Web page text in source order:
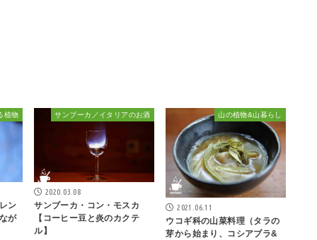
植物
ン
が
サンブーカ／イタリアのお酒
2020.03.08
サンブーカ・コン・モスカ
【コーヒー豆と炎のカクテ
ル】
山の植物&山暮らし
2021.06.11
ウコギ科の山菜料理（タラの
芽から始まり、コシアブラ&